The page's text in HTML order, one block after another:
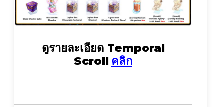
ดูรายละเอียด Temporal
Scroll คลิก